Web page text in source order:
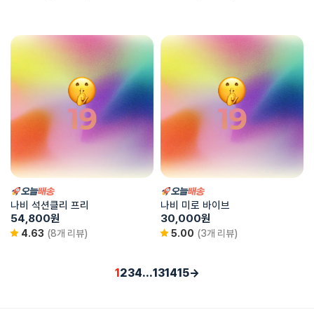
나비 석션클리 프리
54,800원
4.63 (8개 리뷰)
나비 미로 바이브
30,000원
5.00 (3개 리뷰)
1234…131415→